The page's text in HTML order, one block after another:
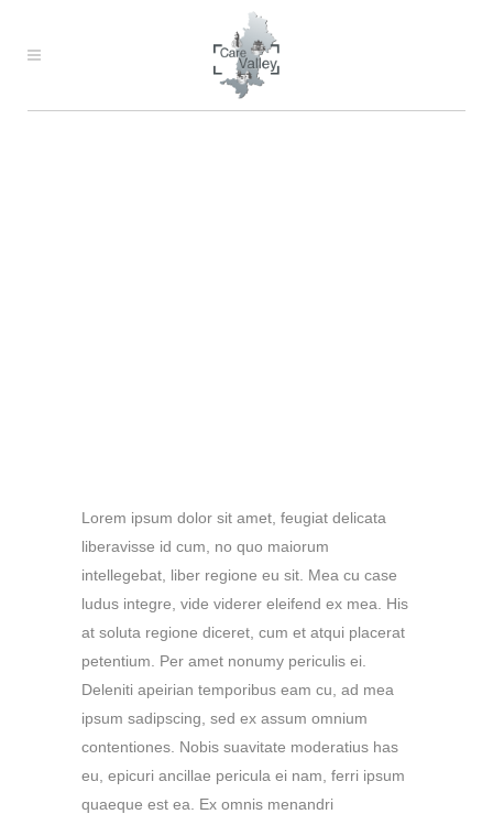
Lorem ipsum dolor sit amet, feugiat delicata
liberavisse id cum, no quo maiorum
intellegebat, liber regione eu sit. Mea cu case
ludus integre, vide viderer eleifend ex mea. His
at soluta regione diceret, cum et atqui placerat
petentium. Per amet nonumy periculis ei.
Deleniti apeirian temporibus eam cu, ad mea
ipsum sadipscing, sed ex assum omnium
contentiones. Nobis suavitate moderatius has
eu, epicuri ancillae pericula ei nam, ferri ipsum
quaeque est ea. Ex omnis menandri